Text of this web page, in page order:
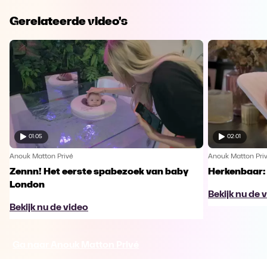
Gerelateerde video's
01:05
Anouk Matton Privé
Zennn! Het eerste spabezoek van baby
London
Bekijk nu de video
02:01
Anouk Matton
Bekijk nu de